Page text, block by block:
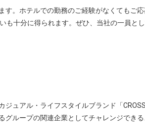
。ホテルでの勤務のご経験がなくてもご
も十分に得られます。ぜひ、当社の一員と
ュアル・ライフスタイルブランド「
ループの関連企業としてチャレンジでき